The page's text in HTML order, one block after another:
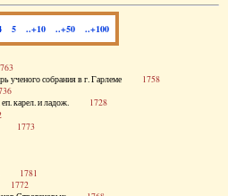
5 ..+10 ..+50 ..+100
ученого собрания в г. Гарлеме 1758
еп. карел. и ладож. 1728
1773
1781
1772